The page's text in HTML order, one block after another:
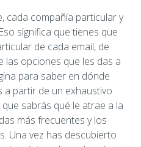
cada compañía particular y
significa que tienes que
de cada email, de
las opciones que les das a
para saber en dónde
a partir de un exhaustivo
sabrás qué le atrae a la
más frecuentes y los
Una vez has descubierto